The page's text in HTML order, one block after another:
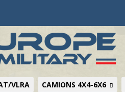
VLRA CAMIONS 4X4-6X6